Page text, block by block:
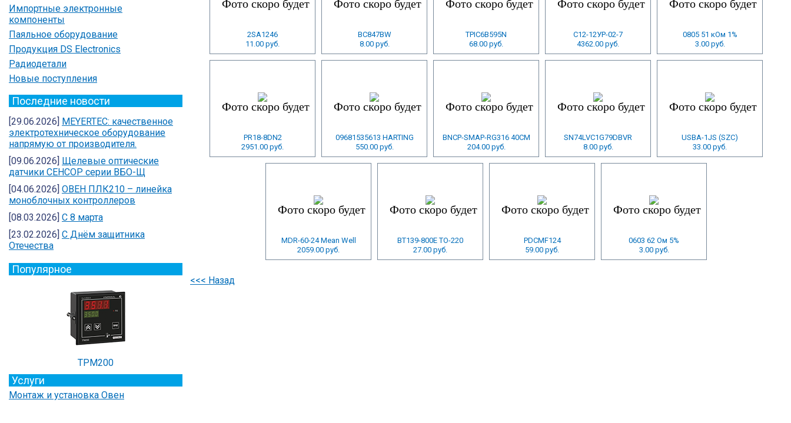
Импортные электронные
компоненты
Паяльное оборудование
Продукция DS Electronics
Радиодетали
Новые поступления
Последние новости
[29.06.2026] MEYERTEC: качественное
электротехническое оборудование
напрямую от производителя.
[09.06.2026] Щелевые оптические
датчики СЕНСОР серии ВБО-Щ
[04.06.2026] ОВЕН ПЛК210 – линейка
моноблочных контроллеров
[08.03.2026] С 8 марта
[23.02.2026] C Днём защитника
Отечества
Популярное
ТРМ200
Услуги
Монтаж и установка Овен
2SA1246
11.00 руб.
BC847BW
8.00 руб.
TPIC6B595N
68.00 руб.
С12-12УР-02-7
4362.00 руб.
0805 51 кОм 1%
3.00 руб.
PR18-8DN2
2951.00 руб.
09681535613 HARTING
550.00 руб.
BNCP-SMAP-RG316 40CM
204.00 руб.
SN74LVC1G79DBVR
8.00 руб.
USBA-1JS (SZC)
33.00 руб.
MDR-60-24 Mean Well
2059.00 руб.
BT139-800E TO-220
27.00 руб.
PDCMF124
59.00 руб.
0603 62 Ом 5%
3.00 руб.
<<< Назад